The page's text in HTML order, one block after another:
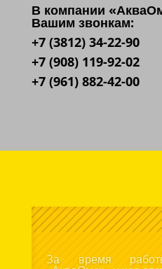
В компании
Вашим звонкам:
+7 (3812) 34-22-90
+7 (908) 119-92-02
+7 (961) 882-42-00